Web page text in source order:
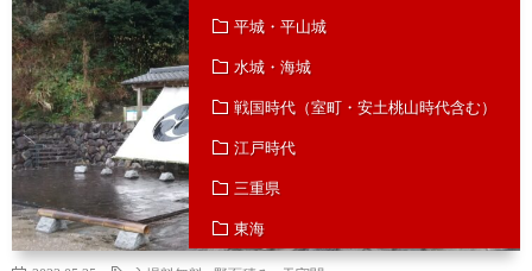
平城・平山城
水城・海城
戦国時代（室町・安土桃山時代含む）
江戸時代
三重県
東海